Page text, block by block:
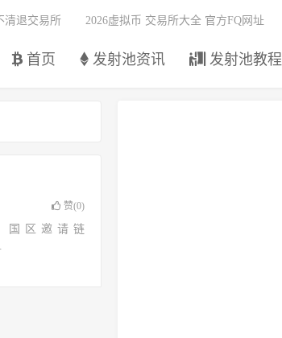
首页 发射池资讯 发射池教程
清退交易所 2026虚拟币 交易所大全 官方FQ网址
赞(0)
国区邀请链